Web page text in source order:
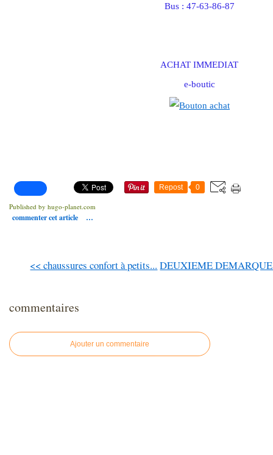
Bus : 47-63-86-87
ACHAT IMMEDIAT
e-boutic
Repost 0
Published by hugo-planet.com
commenter cet article …
<< chaussures confort à petits... DEUXIEME
commentaires
Ajouter un commentaire